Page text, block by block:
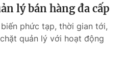
VTV8
English
lý bán hàng đa cấp
phức tạp, thời gian tới,
quản lý với hoạt động